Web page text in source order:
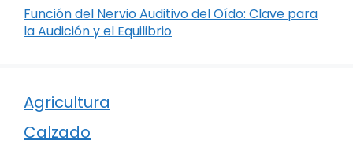
Función del Nervio Auditivo del Oído: Clave para
la Audición y el Equilibrio
Agricultura
Calzado